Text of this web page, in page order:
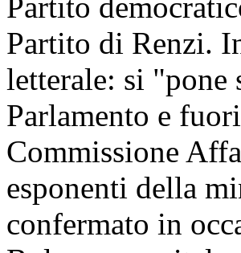
Partito di Renzi.
letterale: si
Parlamento e
Commissione
esponenti della
confermato in